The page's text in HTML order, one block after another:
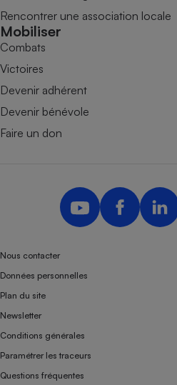
Rencontrer une association locale
Mobiliser
Combats
Victoires
Devenir adhérent
Devenir bénévole
Faire un don
Nous contacter
Données personnelles
Plan du site
Newsletter
Conditions générales
Paramétrer les traceurs
Questions fréquentes